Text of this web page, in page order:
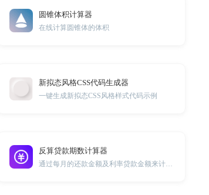
圆锥体积计算器
在线计算圆锥体的体积
新拟态风格CSS代码生成器
一键生成新拟态CSS风格样式代码示例
反算贷款期数计算器
通过每月的还款金额及利率贷款金额来计算还款期数